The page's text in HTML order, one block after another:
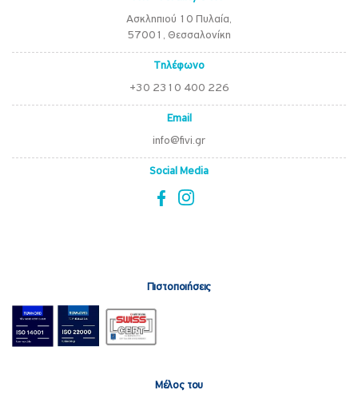
Ασκληπιού 10 Πυλαία,
57001, Θεσσαλονίκη
Τηλέφωνο
+30 2310 400 226
Email
info@fivi.gr
Social Media
Πιστοποιήσεις
Μέλος του